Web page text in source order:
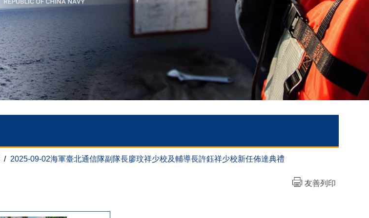
/ 2025-09-02海軍臺北通信隊副隊長廖玟祥少校及輔導長許鈺祥少校新任佈達典禮
友善列印